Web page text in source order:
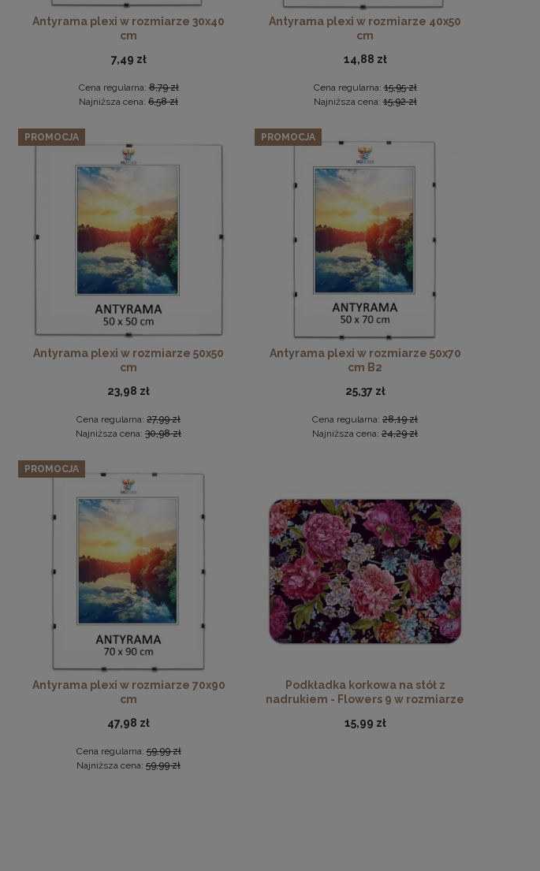
drewniana w kolorze brązowym
w kolorze naturalnego drewna
rozmiarze B2 50 x 70 cm
cm zielonych, z naturalnego drewna
Antyrama plexi w rozmiarze 30x40
cm
7,49 zł
Cena regularna:8,79 zł
Najniższa cena: 6,58 zł
Antyrama plexi w rozmiarze 40x50
cm
14,88 zł
Cena regularna:15,95 zł
Najniższa cena:15,92 zł
Antyrama plexi w rozmiarze 50x50
cm
23,98 zł
Cena regularna: 27,99 zł
Najniższa cena: 30,98 zł
PROMOCJA
Antyrama plexi w rozmiarze 50x70
cm B2
25,37 zł
Cena regularna: 28,19 zł
Najniższa cena: 24,29 zł
PROMOCJA
Antyrama plexi w rozmiarze 70x90
cm
47,98 zł
Cena regularna:59,99 zł
Najniższa cena: 59,99 zł
PROMOCJA
Podkładka korkowa na stół z
nadrukiem - Flowers 9 w rozmiarze
15,99 zł